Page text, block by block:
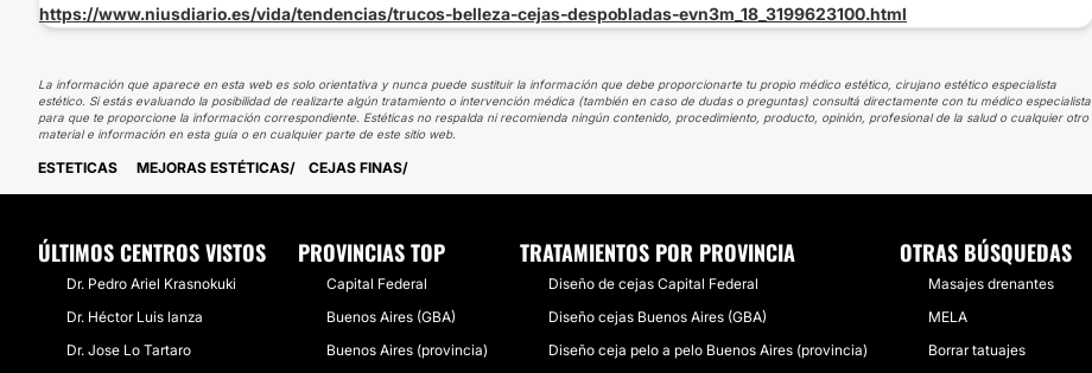
https://www.niusdiario.es/vida/tendencias/trucos-belleza-cejas-despobladas-evn3m_18_3199623100.html
La información que aparece en esta web es solo orientativa y nunca puede sustituir la información que debe proporcionarte tu propio médico estético, cirujano estético especialista
estético. Si estás evaluando la posibilidad de realizarte algún tratamiento o intervención médica (también en caso de dudas o preguntas) consultá directamente con tu médico especialista
para que te proporcione la información correspondiente. Estéticas no respalda ni recomienda ningún contenido, procedimiento, producto, opinión, profesional de la salud o cualquier otro
material e información en esta guía o en cualquier parte de este sitio web.
ESTETICAS MEJORAS ESTÉTICAS CEJAS FINAS
ÚLTIMOS CENTROS VISTOS
Dr. Pedro Ariel Krasnokuki
Dr. Héctor Luis lanza
Dr. Jose Lo Tartaro
PROVINCIAS TOP
Capital Federal
Buenos Aires (GBA)
Buenos Aires (provincia)
TRATAMIENTOS POR PROVINCIA
Diseño de cejas Capital Federal
Diseño cejas Buenos Aires (GBA)
Diseño ceja pelo a pelo Buenos Aires (provincia)
OTRAS BÚSQUEDAS
Masajes drenantes
MELA
Borrar tatuajes